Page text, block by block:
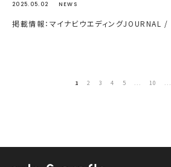
2025.05.02 NEWS
掲載情報：マイナビウエディングJOURNAL /
1 2 3 4 5 ... 10 ...